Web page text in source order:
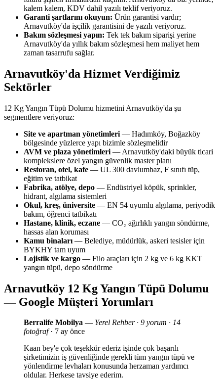
kalem kalem, KDV dahil yazılı teklif veriyoruz.
Garanti şartlarını okuyun: Ürün garantisi vardır;
Arnavutköy'da işçilik garantisini de yazılı veriyoruz.
Bakım sözleşmesi yapın: Tek tek bakım siparişi yerine
Arnavutköy'da yıllık bakım sözleşmesi hem maliyet hem
zaman tasarrufu sağlar.
Arnavutköy'da Hizmet Verdiğimiz
Sektörler
12 Kg Yangın Tüpü Dolumu hizmetini Arnavutköy'da şu
segmentlere veriyoruz:
Site ve apartman yönetimleri — Hadımköy, Boğazköy
bölgesinde yüzlerce yapı bizimle sözleşmelidir
AVM ve plaza yönetimleri — Arnavutköy'daki büyük ticari
komplekslere özel yangın güvenlik master planı
Restoran, otel, kafe — UL 300 davlumbaz, F sınıfı tüp,
eğitim ve tatbikat
Fabrika, atölye, depo — Endüstriyel köpük, sprinkler,
hidrant, algılama sistemleri
Okul, kreş, üniversite — EN 54 uyumlu algılama, periyodik
bakım, öğrenci tatbikatı
Hastane, klinik, eczane — CO₂ ağırlıklı yangın söndürme,
hassas alan koruması
Kamu binaları — Belediye, müdürlük, askeri tesisler için
BYKHY tam uyum
Lojistik ve kargo — Filo araçları için 2 kg ve 6 kg KKT
yangın tüpü, depo söndürme
Arnavutköy 12 Kg Yangın Tüpü Dolumu
— Google Müşteri Yorumları
Berralife Mobilya — Yerel Rehber · 9 yorum · 14
fotoğraf· 7 ay önce
Kaan bey'e çok teşekkür ederiz işinde çok başarılı
şirketimizin iş güvenliğinde gerekli tüm yangın tüpü ve
yönlendirme levhaları konusunda herzaman yardımcı
oldular. Herkese tavsiye ederim.